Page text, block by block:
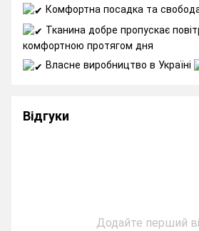
Комфортна посадка та свобода
Тканина добре пропускає
комфортною протягом дня
Власне виробництво в Україні
Відгуки
Додайте перший